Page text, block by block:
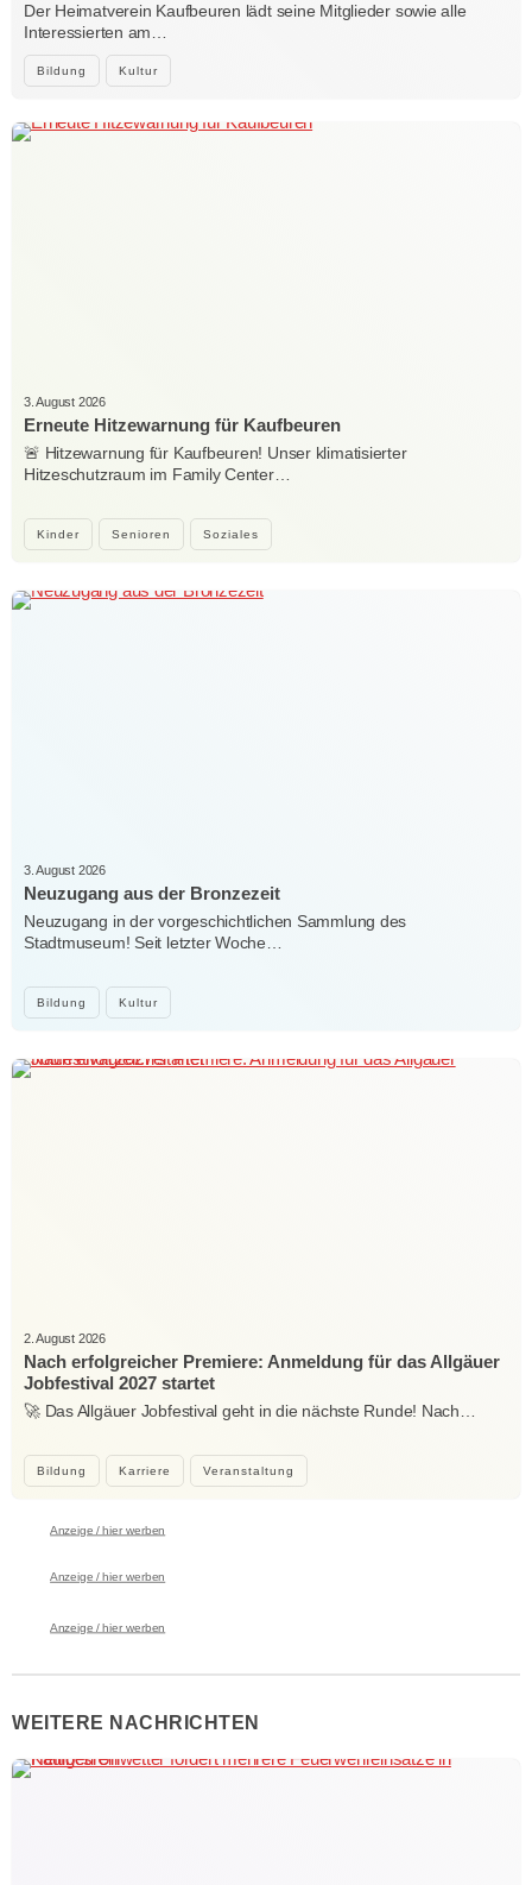
Bildung Kultur
Der Heimatverein Kaufbeuren lädt seine Mitglieder sowie alle
Interessierten am…
Kinder Senioren Soziales
3. August 2026
Erneute Hitzewarnung für Kaufbeuren
🚨 Hitzewarnung für Kaufbeuren! Unser klimatisierter
Hitzeschutzraum im Family Center…
Bildung Kultur
3. August 2026
Neuzugang aus der Bronzezeit
Neuzugang in der vorgeschichtlichen Sammlung des
Stadtmuseum! Seit letzter Woche…
Bildung Karriere Veranstaltung
2. August 2026
Nach erfolgreicher Premiere: Anmeldung für das Allgäuer
Jobfestival 2027 startet
🚀 Das Allgäuer Jobfestival geht in die nächste Runde! Nach…
Anzeige / hier werben
Anzeige / hier werben
Anzeige / hier werben
WEITERE NACHRICHTEN